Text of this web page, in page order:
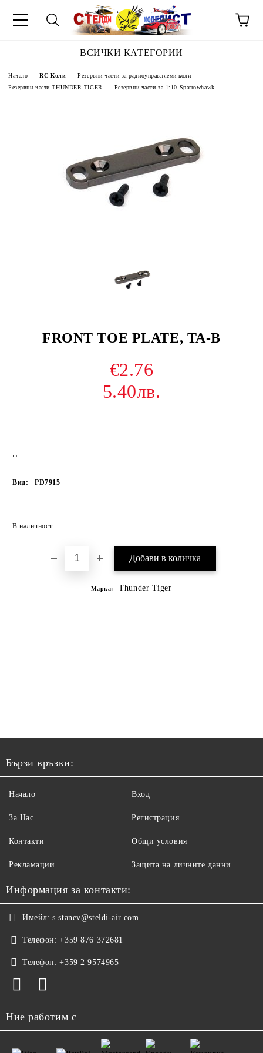
ВСИЧКИ КАТЕГОРИИ
Начало RC Коли
Резервни части за радиоуправляеми коли
Резервни части THUNDER TIGER
Резервни части за 1:10 Sparrowhawk
FRONT TOE PLATE, TA-B
€2.76
5.40лв.
..
Вид: PD7915
В наличност
Марка: Thunder Tiger
Бързи връзки:
Начало
За Нас
Контакти
Рекламации
Вход
Регистрация
Общи условия
Защита на личните данни
Информация за контакти:
Имейл: s.stanev@steldi-air.com
Телефон: +359 876 372681
Телефон: +359 2 9574965
Ние работим с